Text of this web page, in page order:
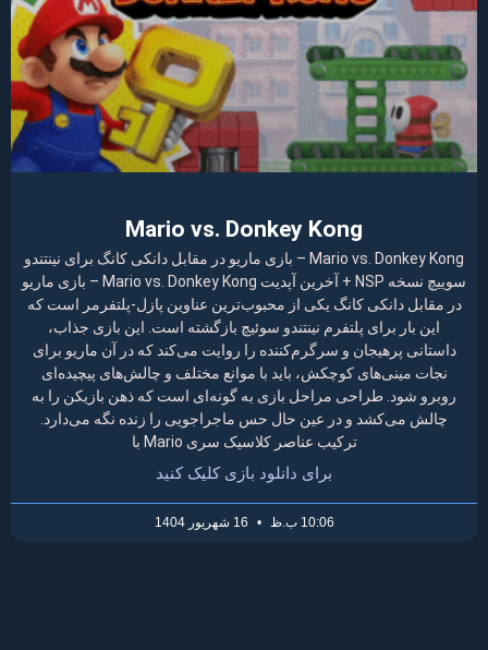
Mario vs. Donkey Kong
Mario vs. Donkey Kong – بازی ماریو در مقابل دانکی کانگ برای نینتندو
سوییچ نسخه NSP + آخرین آپدیت Mario vs. Donkey Kong – بازی ماریو
در مقابل دانکی کانگ یکی از محبوب‌ترین عناوین پازل-پلتفرمر است که
این بار برای پلتفرم نینتندو سوئیچ بازگشته است. این بازی جذاب،
داستانی پرهیجان و سرگرم‌کننده را روایت می‌کند که در آن ماریو برای
نجات مینی‌های کوچکش، باید با موانع مختلف و چالش‌های پیچیده‌ای
روبرو شود. طراحی مراحل بازی به گونه‌ای است که ذهن بازیکن را به
چالش می‌کشد و در عین حال حس ماجراجویی را زنده نگه می‌دارد.
ترکیب عناصر کلاسیک سری Mario با
برای دانلود بازی کلیک کنید
10:06 ب.ظ